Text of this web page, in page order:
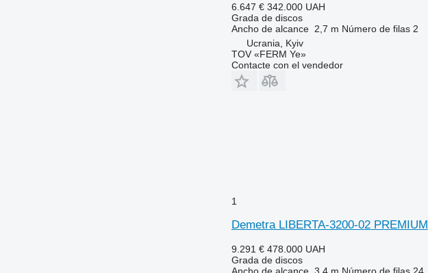
6.647 € 342.000 UAH
Grada de discos
Ancho de alcance 2,7 m Número de filas 2
Ucrania, Kyiv
TOV «FERM Ye»
Contacte con el vendedor
1
Demetra LIBERTA-3200-02 PREMIUM
9.291 € 478.000 UAH
Grada de discos
Ancho de alcance 3,4 m Número de filas 24